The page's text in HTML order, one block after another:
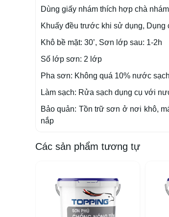
Dùng giấy nhám thích hợp chà
Khuấy đều trước khi sử dụng, Dụng
Khô bề mặt: 30’, Sơn lớp sau: 1-2h
Số lớp sơn: 2 lớp
Pha sơn: Không quá 10% nước
Làm sạch: Rửa sạch dụng cụ với
Bảo quản: Tồn trữ sơn ở nơi khô,
nắp
Các sản phẩm tương tự